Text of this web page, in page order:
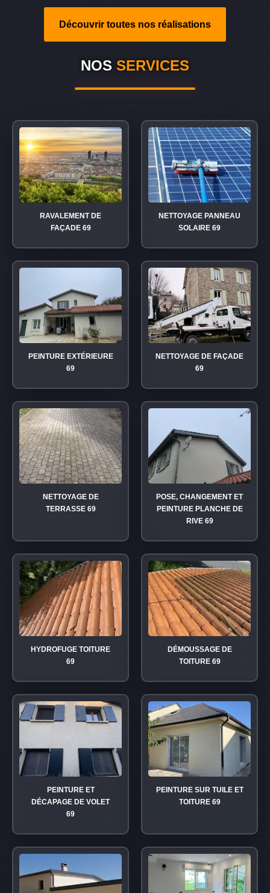
Découvrir toutes nos réalisations
NOS SERVICES
RAVALEMENT DE
FAÇADE 69
NETTOYAGE PANNEAU
SOLAIRE 69
PEINTURE EXTÉRIEURE
69
NETTOYAGE DE FAÇADE
69
NETTOYAGE DE
TERRASSE 69
POSE, CHANGEMENT ET
PEINTURE PLANCHE DE
RIVE 69
HYDROFUGE TOITURE
69
DÉMOUSSAGE DE
TOITURE 69
PEINTURE ET
DÉCAPAGE DE VOLET
69
PEINTURE SUR TUILE ET
TOITURE 69